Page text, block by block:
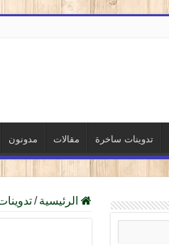
تدوينات ساخرة مقالات مدونون
الرئيسية /